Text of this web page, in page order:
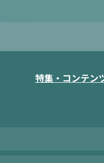
特集・コンテン